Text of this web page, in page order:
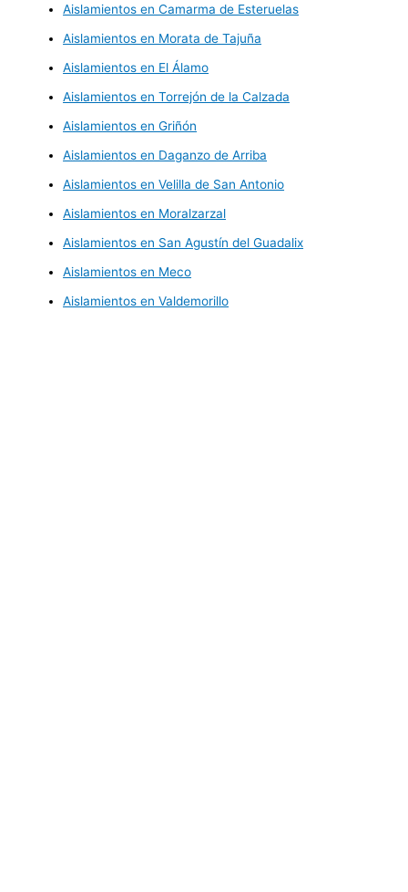
Aislamientos en Camarma de Esteruelas
Aislamientos en Morata de Tajuña
Aislamientos en El Álamo
Aislamientos en Torrejón de la Calzada
Aislamientos en Griñón
Aislamientos en Daganzo de Arriba
Aislamientos en Velilla de San Antonio
Aislamientos en Moralzarzal
Aislamientos en San Agustín del Guadalix
Aislamientos en Meco
Aislamientos en Valdemorillo